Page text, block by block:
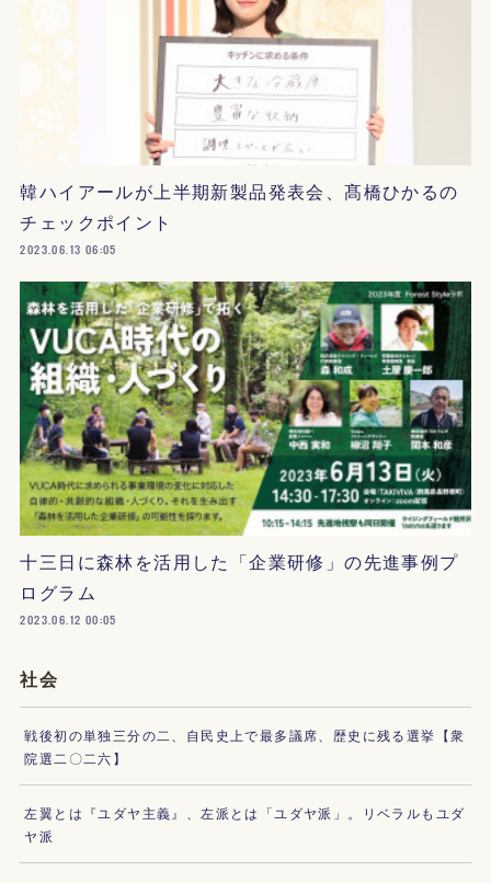
韓ハイアールが上半期新製品発表会、髙橋ひかるの
チェックポイント
2023.06.13 06:05
十三日に森林を活用した「企業研修」の先進事例プ
ログラム
2023.06.12 00:05
社会
戦後初の単独三分の二、自民史上で最多議席、歴史に残る選挙【衆
院選二〇二六】
左翼とは『ユダヤ主義』、左派とは「ユダヤ派」。リベラルもユダ
ヤ派